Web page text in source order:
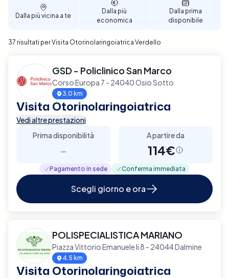
Dalla più vicina a te
Dalla più
economica
Dalla prima
disponibile
37 risultati per Visita Otorinolaringoiatrica Verdello
GSD - Policlinico San Marco
Corso Europa 7 - 24040 Osio Sotto
3.0 km
Visita Otorinolaringoiatrica
Vedi altre prestazioni
Prima disponibilità
-
A partire da
114€
Pagamento in sede Conferma immediata
Scegli giorno e ora
POLISPECIALISTICA MARIANO
Piazza Vittorio Emanuele Ii 8 - 24044 Dalmine
4.5 km
Visita Otorinolaringoiatrica